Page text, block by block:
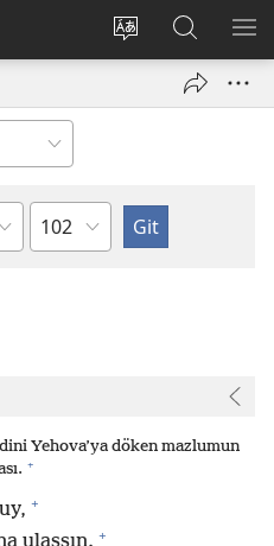
Site
değiştir
Oturum
Aç
Sitede
Ara
Bölüm
Yehova’ya döken mazlumun
+
+
+